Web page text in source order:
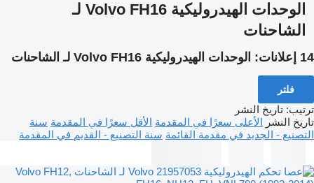
الوحدات الهيدروليكية Volvo FH16 لـ
الشاحنات
14 إعلانات: الوحدات الهيدروليكية Volvo FH16 لـ الشاحنات
فلتر
ترتيب: تاريخ النشر
تاريخ النشر الأعلى سعرًا في المقدمة الأقل سعرًا في المقدمة سنة
التصنيع - الجديد في مقدمة القائمة سنة التصنيع - القديم في المقدمة